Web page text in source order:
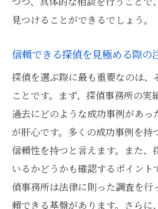
見つけることができるでしょう。
信頼できる探偵を見極める際の
探偵を選ぶ際に最も重要なのは、
ことです。まず、探偵事務所の実
過去にどのような成功事例があっ
が肝心です。多くの成功事例を持
信頼性を持つと言えます。また、
いるかどうかも確認するポイント
偵事務所は法律に則った調査を行
頼できる基盤があります。さらに